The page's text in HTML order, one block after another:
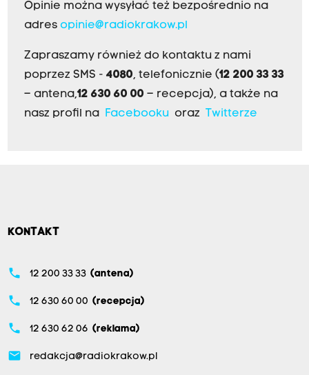
Opinie można wysyłać też bezpośrednio na
adres opinie@radiokrakow.pl
Zapraszamy również do kontaktu z nami
poprzez SMS - 4080, telefonicznie (12 200 33 33
– antena,12 630 60 00 – recepcja), a także na
nasz profil na Facebookuoraz Twitterze
KONTAKT
phone 12 200 33 33 (antena)
phone 12 630 60 00 (recepcja)
phone 12 630 62 06 (reklama)
email redakcja@radiokrakow.pl